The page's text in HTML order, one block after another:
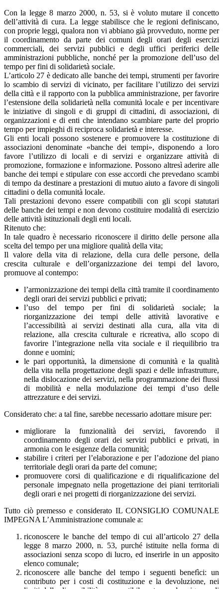
Con la legge 8 marzo 2000, n. 53, si è voluto mutare il concetto
dell’attività di cura. La legge stabilisce che le regioni definiscano,
con proprie leggi, qualora non vi abbiano già provveduto, norme per
il coordinamento da parte dei comuni degli orari degli esercizi
commerciali, dei servizi pubblici e degli uffici periferici delle
amministrazioni pubbliche, nonché per la promozione dell’uso del
tempo per fini di solidarietà sociale.
L’articolo 27 è dedicato alle banche dei tempi, strumenti per favorire
lo scambio di servizi di vicinato, per facilitare l’utilizzo dei servizi
della città e il rapporto con la pubblica amministrazione, per favorire
l’estensione della solidarietà nella comunità locale e per incentivare
le iniziative di singoli e di gruppi di cittadini, di associazioni, di
organizzazioni e di enti che intendano scambiare parte del proprio
tempo per impieghi di reciproca solidarietà e interesse.
Gli enti locali possono sostenere e promuovere la costituzione di
associazioni denominate «banche dei tempi», disponendo a loro
favore l’utilizzo di locali e di servizi e organizzare attività di
promozione, formazione e informazione. Possono altresì aderire alle
banche dei tempi e stipulare con esse accordi che prevedano scambi
di tempo da destinare a prestazioni di mutuo aiuto a favore di singoli
cittadini o della comunità locale.
Tali prestazioni devono essere compatibili con gli scopi statutari
delle banche dei tempi e non devono costituire modalità di esercizio
delle attività istituzionali degli enti locali.
Ritenuto che:
In tale quadro è necessario riconoscere il diritto delle persone alla
scelta del tempo per una migliore qualità della vita;
Il valore della vita di relazione, della cura delle persone, della
crescita culturale e dell’organizzazione dei tempi del lavoro,
promuove al contempo:
l’armonizzazione dei tempi della città tramite il coordinamento
degli orari dei servizi pubblici e privati;
l’uso del tempo per fini di solidarietà sociale; la
riorganizzazione dei tempi delle attività lavorative e
l’accessibilità ai servizi destinati alla cura, alla vita di
relazione, alla crescita culturale e ricreativa, allo scopo di
favorire l’integrazione nella vita sociale e il riequilibrio tra
donne e uomini;
le pari opportunità, la dimensione di comunità e la qualità
della vita nella progettazione degli spazi e delle infrastrutture,
nella dislocazione dei servizi, nella programmazione dei flussi
di mobilità e nella modulazione dei tempi d’uso delle
attrezzature e dei servizi.
Considerato che: a tal fine, sarebbe necessario adottare misure per:
migliorare la funzionalità dei servizi, favorendo il
coordinamento degli orari dei servizi pubblici e privati, in
armonia con le esigenze della comunità;
stabilire i criteri per l’elaborazione e per l’adozione del piano
territoriale degli orari da parte del comune;
promuovere corsi di qualificazione e di riqualificazione del
personale impegnato nella progettazione dei piani territoriali
degli orari e nei progetti di riorganizzazione dei servizi.
Tutto ciò premesso e considerato IL CONSIGLIO COMUNALE
IMPEGNA L’Amministrazione comunale a:
riconoscere le banche del tempo di cui all’articolo 27 della
legge 8 marzo 2000, n. 53, purché istituite nella forma di
associazioni senza scopo di lucro, ed inserirle in un apposito
elenco comunale;
riconoscere alle banche del tempo i seguenti benefìci: un
contributo per i costi di costituzione e la devoluzione, nei